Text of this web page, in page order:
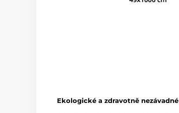
Ekologické a zdravotně nezávadné